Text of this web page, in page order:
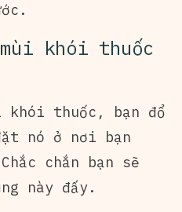
khói thuốc
khói thuốc, bạn đổ
nó ở nơi bạn
chắn bạn sẽ
này đấy.